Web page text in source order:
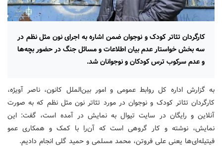
کارگردان تئاتر کودک و نوجوان ضمن اشاره به اجرای نون مثل نظم در
سه بخش خواستار عدم بیان اطلاعات و مسائل جنگ در حضور بچه‌ها
و عدم سرکوب ترس کودکان و نوجوانان شد.
به گزارش اداره کل روابط عمومی و امور بین‌الملل کانون، ناصر آویژه،
کارگردان تئاتر کودک و نوجوان در مورد تئاتر نون مثل نظم که به صورت
آنلاین و رایگان در سایت تیوال به نمایش در آمده است، گفت: این
نمایش، نوشته و کار گروهی است که آن‌را با کمک و همکاری عمو
فیتیله‌ای‌ها یعنی علی فروتن، محمد مسلمی و حمید گلی انجام دادیم.